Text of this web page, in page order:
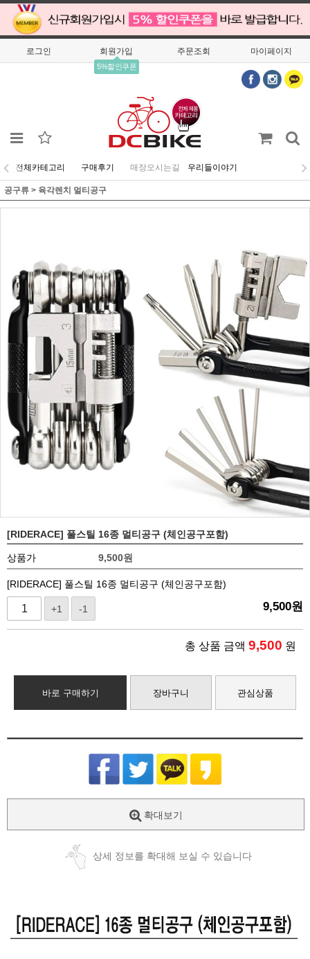
로그인 회원가입
5%할인쿠폰
주문조회 마이페이지
전체카테고리 구매후기 매장오시는길 우리들이야기
공구류 > 육각렌치 멀티공구
[RIDERACE] 풀스틸 16종 멀티공구 (체인공구포함)
상품가 9,500원
[RIDERACE] 풀스틸 16종 멀티공구 (체인공구포함)
+1 -1 9,500원
총 상품 금액 9,500 원
바로 구매하기 장바구니 관심상품
확대보기
상세 정보를 확대해 보실 수 있습니다